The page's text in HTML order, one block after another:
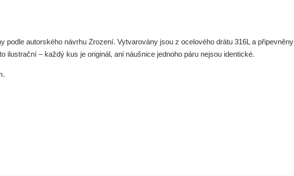
podle autorského návrhu Zrození. Vytvarovány jsou z ocelového drátu 316L a připevněny
ilustrační – každý kus je originál, ani náušnice jednoho páru nejsou identické.